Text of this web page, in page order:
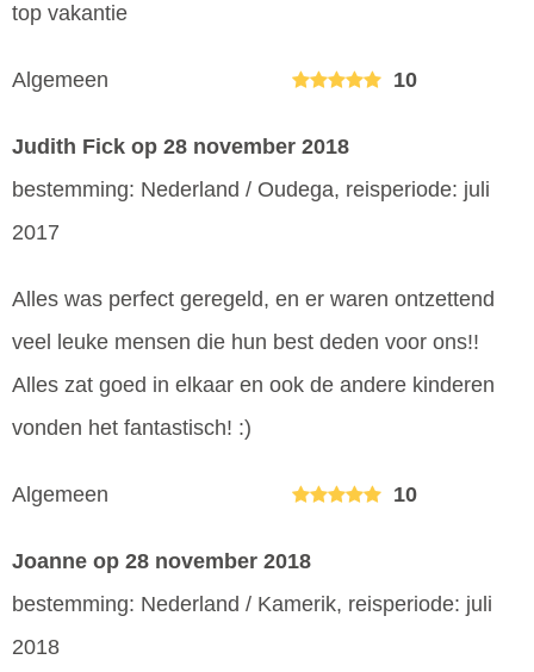
top vakantie
Algemeen 10
Judith Fick op 28 november 2018
bestemming: Nederland / Oudega, reisperiode: juli
2017
Alles was perfect geregeld, en er waren ontzettend
veel leuke mensen die hun best deden voor ons!!
Alles zat goed in elkaar en ook de andere kinderen
vonden het fantastisch! :)
Algemeen 10
Joanne op 28 november 2018
bestemming: Nederland / Kamerik, reisperiode: juli
2018